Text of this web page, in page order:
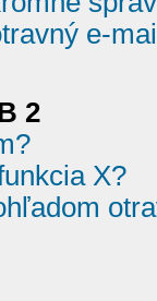
e-
2
X?